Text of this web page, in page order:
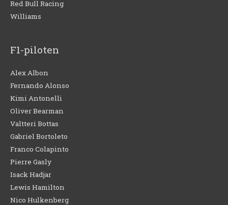
Red Bull Racing
Williams
F1-piloten
Alex Albon
Fernando Alonso
Kimi Antonelli
Oliver Bearman
Valtteri Bottas
Gabriel Bortoleto
Franco Colapinto
Pierre Gasly
Isack Hadjar
Lewis Hamilton
Nico Hulkenberg